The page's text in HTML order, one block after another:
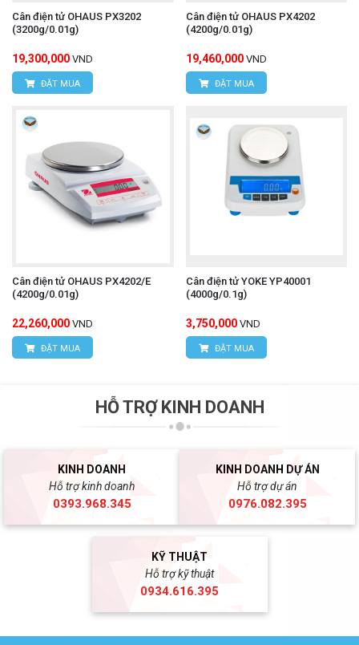
Cân điện tử OHAUS PX3202
(3200g/0.01g)
19,300,000 VND
ĐẶT MUA
Cân điện tử OHAUS PX4202
(4200g/0.01g)
19,460,000 VND
ĐẶT MUA
Cân điện tử OHAUS PX4202/E
(4200g/0.01g)
22,260,000 VND
ĐẶT MUA
Cân điện tử YOKE YP40001
(4000g/0.1g)
3,750,000 VND
ĐẶT MUA
HỖ TRỢ KINH DOANH
KINH DOANH
Hỗ trợ kinh doanh
0393.968.345
KINH DOANH DỰ ÁN
Hỗ trợ dự án
0976.082.395
KỸ THUẬT
Hỗ trợ kỹ thuật
0934.616.395